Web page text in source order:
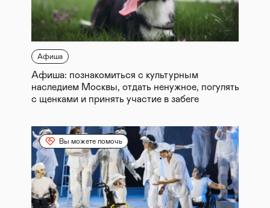
Афиша
Афиша: познакомиться с культурным
наследием Москвы, отдать ненужное, погулять
с щенками и принять участие в забеге
Вы можете помочь